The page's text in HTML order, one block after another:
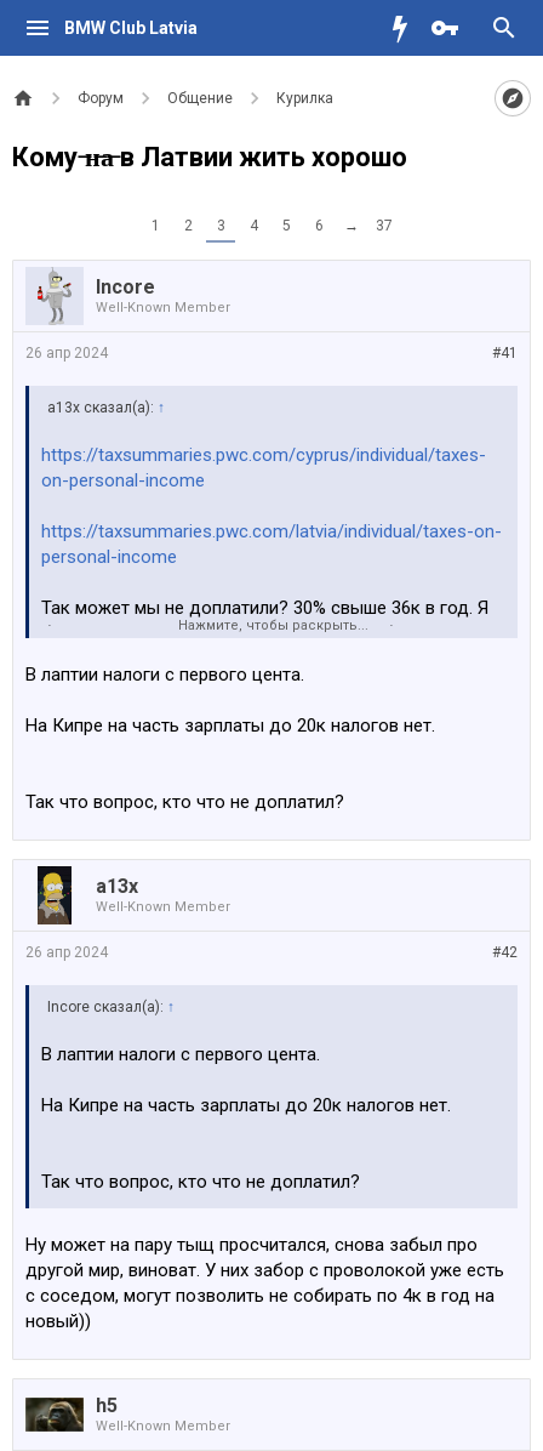
BMW Club Latvia
Форум Общение Курилка
Кому ̶н̶а̶ в Латвии жить хорошо
1 2 3 4 5 6 → 37
Incore
Well-Known Member
#41
26 апр 2024
a13x сказал(а): ↑
https://taxsummaries.pwc.com/cyprus/individual/taxes-
on-personal-income
https://taxsummaries.pwc.com/latvia/individual/taxes-on-
personal-income
Так может мы не доплатили? 30% свыше 36к в год. Я
бы тогда и турецкий, и русский подучил бы.
Нажмите, чтобы раскрыть...
В лаптии налоги с первого цента.
На Кипре на часть зарплаты до 20к налогов нет.
Так что вопрос, кто что не доплатил?
a13x
Well-Known Member
#42
26 апр 2024
Incore сказал(а): ↑
В лаптии налоги с первого цента.
На Кипре на часть зарплаты до 20к налогов нет.
Так что вопрос, кто что не доплатил?
Ну может на пару тыщ просчитался, снова забыл про
другой мир, виноват. У них забор с проволокой уже есть
с соседом, могут позволить не собирать по 4к в год на
новый))
h5
Well-Known Member